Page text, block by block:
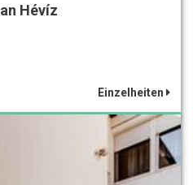
Hévíz
Einzelheiten